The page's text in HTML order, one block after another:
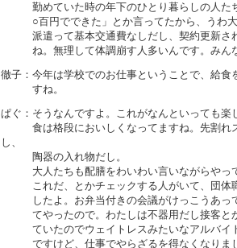
勤めていた時の年下のひとり暮らしの人た
○百円でできた」とか言ってたから、うわ大
派遣って基本交通費なしだし、契約更新さ
ね。無理して体調崩す人多いんです。みん
徹子：今年は学校でのお仕事ということで、給食
すね。
ぱぐ：そうなんですよ。これがなんといっても楽
食は格段においしくなってますね。先割れ
し、
陶器の入れ物だし。
大人たちも配膳をわいわい言いながらやっ
これだ、とかチェックする人がいて、団体
したよ。お弁当付きの会議がけっこうあっ
てやったので。わたしは不器用だし接客と
ていたのでウェイトレスみたいなアルバイ
ですけど、仕事でやらざるを得なくなりま